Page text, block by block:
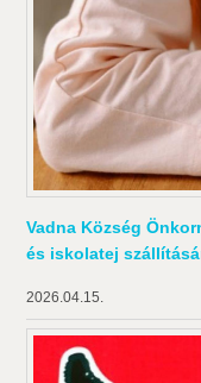
Vadna Község
és iskolatej
2026.04.15.